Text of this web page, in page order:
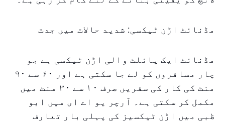
مڈنائٹ اڑن ٹیکسی: شدید حالات میں جدت
مڈنائٹ ایک پائلٹ والی اڑن ٹیکسی ہے جو
چار مسافروں کو لے جا سکتی ہے اور ۶۰ سے ۹۰
منٹ کی کار کی سفریں صرف ۱۰ سے ۳۰ منٹ میں
مکمل کر سکتی ہے۔ آرچر یو اے ای میں ابو
ظبی میں اڑن ٹیکسیز کی پہلی بار تعارف